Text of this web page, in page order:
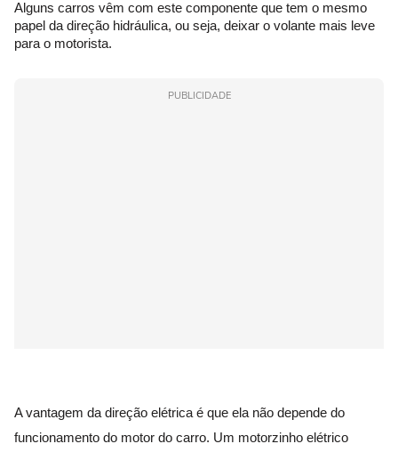
Alguns carros vêm com este componente que tem o mesmo
papel da direção hidráulica, ou seja, deixar o volante mais leve
para o motorista.
PUBLICIDADE
A vantagem da direção elétrica é que ela não depende do
funcionamento do motor do carro. Um motorzinho elétrico